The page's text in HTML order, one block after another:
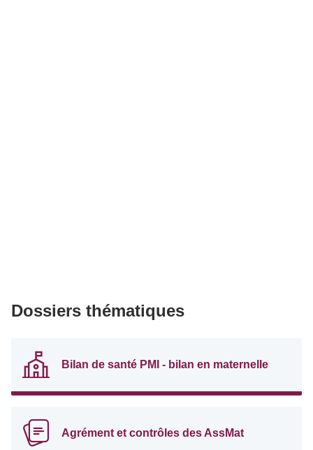
Dossiers thématiques
Bilan de santé PMI - bilan en maternelle
Agrément et contrôles des AssMat